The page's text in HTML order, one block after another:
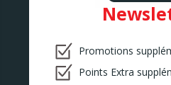
Promotions
Points Extra